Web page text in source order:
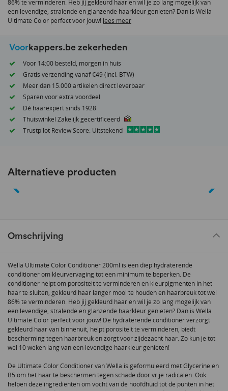
86% te verminderen. Heb jij gekleurd haar en wil je zo lang mogelijk van
een levendige, stralende en glanzende haarkleur genieten? Dan is Wella
Ultimate Color perfect voor jouw! lees meer
Voorkappers.be zekerheden
Voor 14:00 besteld, morgen in huis
Gratis verzending vanaf €49 (incl. BTW)
Meer dan 15.000 artikelen direct leverbaar
Sparen voor extra voordeel
Dé haarexpert sinds 1928
Thuiswinkel Zakelijk gecertificeerd
Trustpilot Review Score: Uitstekend
Alternatieve producten
Omschrijving
Wella Ultimate Color Conditioner 200ml is een diep hydraterende
conditioner om kleurvervaging tot een minimum te beperken. De
conditioner helpt om porositeit te verminderen en kleurpigmenten in het
haar te sluiten, gekleurd haar langer mooi te houden en haarbreuk tot wel
86% te verminderen. Heb jij gekleurd haar en wil je zo lang mogelijk van
een levendige, stralende en glanzende haarkleur genieten? Dan is Wella
Ultimate Color perfect voor jouw! De hydraterende conditioner verzorgt
gekleurd haar van binnenuit, helpt porositeit te verminderen, biedt
bescherming tegen haarbreuk en zorgt voor zijdezacht haar. Zo kun je tot
wel 10 weken lang van een levendige haarkleur genieten!
De Ultimate Color Conditioner van Wella is geformuleerd met Glycerine en
B5 om het haar te beschermen tegen schade door vrije radicalen. Ook
helpen deze ingrediënten om vocht van de hoofdhuid tot de punten in het